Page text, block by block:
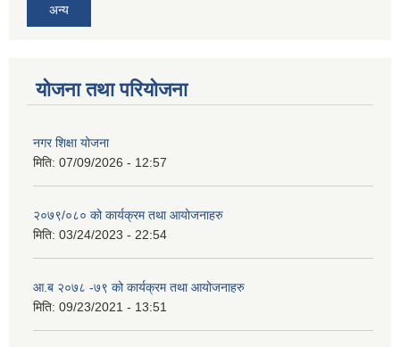
अन्य
योजना तथा परियोजना
नगर शिक्षा योजना
मिति: 07/09/2026 - 12:57
२०७९/०८० को कार्यक्रम तथा आयोजनाहरु
मिति: 03/24/2023 - 22:54
आ.ब २०७८ -७९ को कार्यक्रम तथा आयोजनाहरु
मिति: 09/23/2021 - 13:51